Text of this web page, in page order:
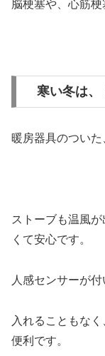
脳梗塞や、心筋梗
寒い冬は、
暖房器具のついた
ストーブも温風
くて安心です。
人感センサーが
入れることもな
便利です。